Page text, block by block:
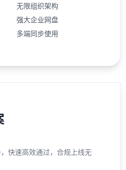
无限组织架构
强大企业网盘
多端同步使用
快速高效通过，合规上线无